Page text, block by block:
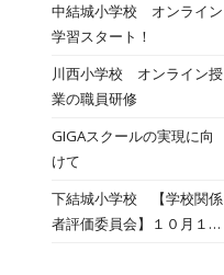
中結城小学校 オンライン
学習スタート！
川西小学校 オンライン授
業の職員研修
GIGAスクールの実現に向
けて
下結城小学校 【学校関係
者評価委員会】１０月１６